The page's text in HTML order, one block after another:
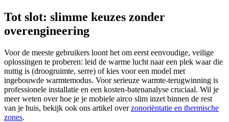
Tot slot: slimme keuzes zonder
overengineering
Voor de meeste gebruikers loont het om eerst eenvoudige, veilige
oplossingen te proberen: leid de warme lucht naar een plek waar die
nuttig is (droogruimte, serre) of kies voor een model met
ingebouwde warmtemodus. Voor serieuze warmte-terugwinning is
professionele installatie en een kosten‑batenanalyse cruciaal. Wil je
meer weten over hoe je je mobiele airco slim inzet binnen de rest
van je huis, bekijk ook ons artikel overzonoriëntatie en thermische
zones.